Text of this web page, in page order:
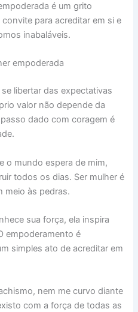
é um grito
para acreditar em si e
inabaláveis.
empoderada
libertar das expectativas
valor não depende da
dado com coragem é
o mundo espera de mim,
todos os dias. Ser mulher é
meio às pedras.
sua força, ela inspira
empoderamento é
simples ato de acreditar em
nem me curvo diante
com a força de todas as